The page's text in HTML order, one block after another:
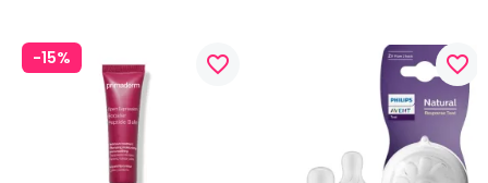
-15% favorite_border favorite_border